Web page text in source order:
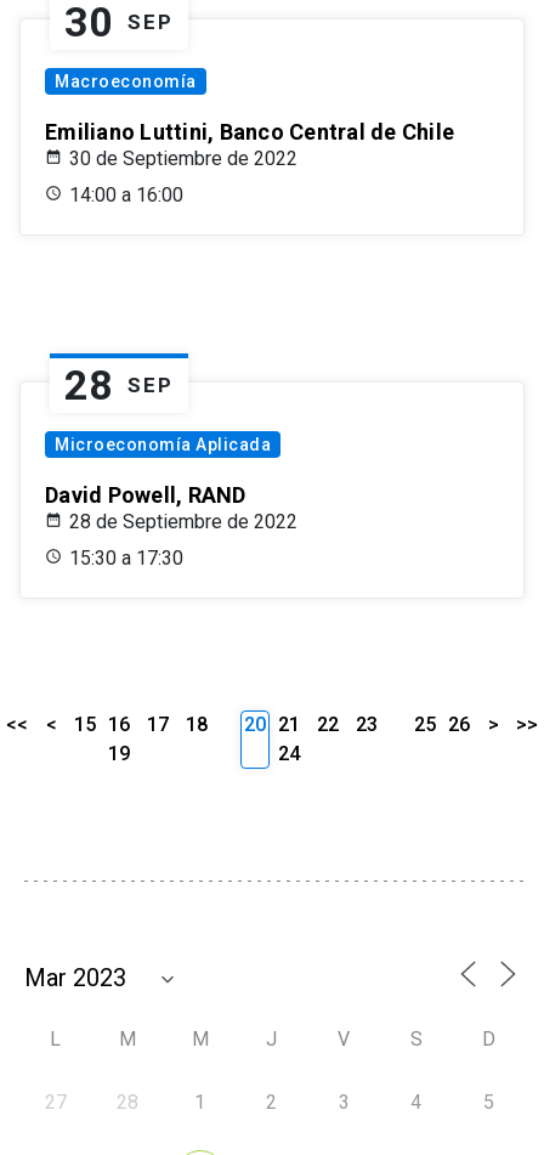
30 SEP
Macroeconomía
Emiliano Luttini, Banco Central de Chile
30 de Septiembre de 2022
14:00 a 16:00
28 SEP
Microeconomía Aplicada
David Powell, RAND
28 de Septiembre de 2022
15:30 a 17:30
<< < 15 16 17
18
19
20 21 22
23
24
25 26 > >>
L M M J V S D
27 28 1 2 3 4 5